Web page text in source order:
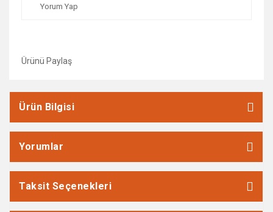
Yorum Yap
Ürünü Paylaş
Ürün Bilgisi
Yorumlar
Taksit Seçenekleri